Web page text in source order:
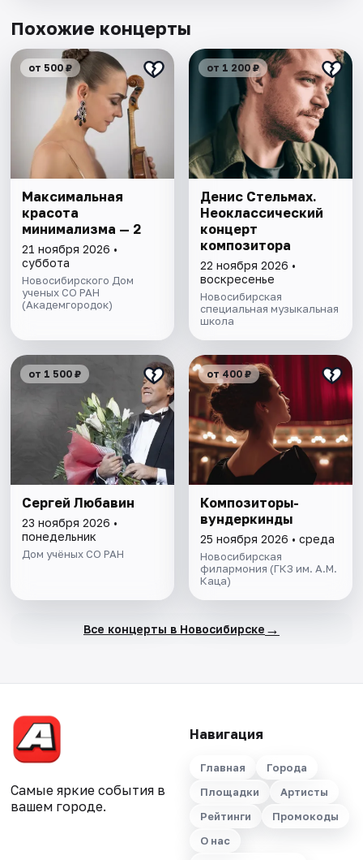
Похожие концерты
от 500 ₽
Максимальная
красота
минимализма — 2
21 ноября 2026 •
суббота
Новосибирского Дом
ученых СО РАН
(Академгородок)
от 1 200 ₽
Денис Стельмах.
Неоклассический
концерт
композитора
22 ноября 2026 •
воскресенье
Новосибирская
специальная музыкальная
школа
от 1 500 ₽
Сергей Любавин
23 ноября 2026 •
понедельник
Дом учёных СО РАН
от 400 ₽
Композиторы-
вундеркинды
25 ноября 2026 • среда
Новосибирская
филармония (ГКЗ им. А.М.
Каца)
Все концерты в Новосибирске →
Самые яркие события в
вашем городе.
Навигация
Главная
Города
Площадки
Артисты
Рейтинги
Промокоды
О нас